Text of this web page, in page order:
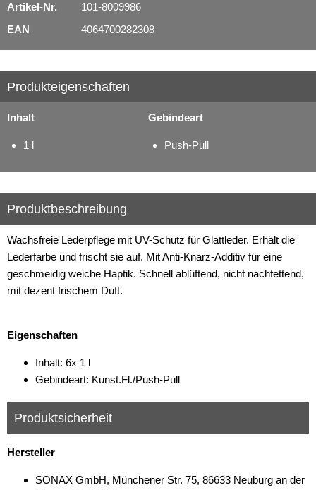
Artikel-Nr.
101-8009986
EAN
4064700282308
Produkteigenschaften
Inhalt
1 l
Gebindeart
Push-Pull
Produktbeschreibung
Wachsfreie Lederpflege mit UV-Schutz für Glattleder. Erhält die
Lederfarbe und frischt sie auf. Mit Anti-Knarz-Additiv für eine
geschmeidig weiche Haptik. Schnell ablüftend, nicht nachfettend,
mit dezent frischem Duft.
Eigenschaften
Inhalt: 6x 1 l
Gebindeart: Kunst.Fl./Push-Pull
Produktsicherheit
Hersteller
SONAX GmbH, Münchener Str. 75, 86633 Neuburg an der